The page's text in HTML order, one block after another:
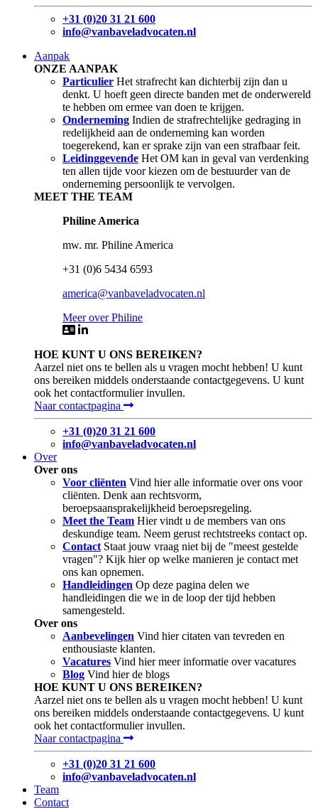
+31 (0)20 31 21 600
info@vanbaveladvocaten.nl
Aanpak
ONZE AANPAK
Particulier Het strafrecht kan dichterbij zijn dan u
denkt. U hoeft geen directe banden met de onderwereld
te hebben om ermee van doen te krijgen.
Onderneming Indien de strafrechtelijke gedraging in
redelijkheid aan de onderneming kan worden
toegerekend, kan er sprake zijn van een strafbaar feit.
Leidinggevende Het OM kan in geval van verdenking
ten allen tijde voor kiezen om de bestuurder van de
onderneming persoonlijk te vervolgen.
MEET THE TEAM
Philine America
mw. mr. Philine America
+31 (0)6 5434 6593
america@vanbaveladvocaten.nl
Meer over Philine
HOE KUNT U ONS BEREIKEN?
Aarzel niet ons te bellen als u vragen mocht hebben! U kunt
ons bereiken middels onderstaande contactgegevens. U kunt
ook het contactformulier invullen.
Naar contactpagina
+31 (0)20 31 21 600
info@vanbaveladvocaten.nl
Over
Over ons
Voor cliënten Vind hier alle informatie over ons voor
cliënten. Denk aan rechtsvorm,
beroepsaansprakelijkheid beroepsregeling.
Meet the Team Hier vindt u de members van ons
deskundige team. Neem gerust rechtstreeks contact op.
Contact Staat jouw vraag niet bij de "meest gestelde
vragen"? Kijk hier op welke manieren je contact met
ons kan opnemen.
Handleidingen Op deze pagina delen we
handleidingen die we in de loop der tijd hebben
samengesteld.
Over ons
Aanbevelingen Vind hier citaten van tevreden en
enthousiaste klanten.
Vacatures Vind hier meer informatie over vacatures
Blog Vind hier de blogs
HOE KUNT U ONS BEREIKEN?
Aarzel niet ons te bellen als u vragen mocht hebben! U kunt
ons bereiken middels onderstaande contactgegevens. U kunt
ook het contactformulier invullen.
Naar contactpagina
+31 (0)20 31 21 600
info@vanbaveladvocaten.nl
Team
Contact